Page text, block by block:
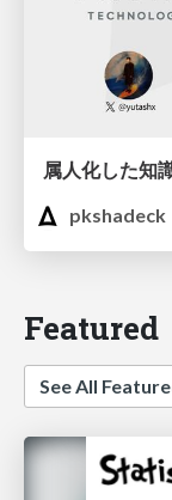
属人化した知
pkshadeck
Featured
See All